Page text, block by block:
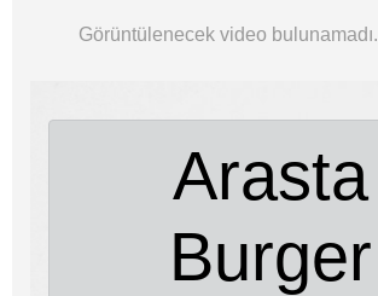
Görüntülenecek video bulunamadı.
Arasta
Burger